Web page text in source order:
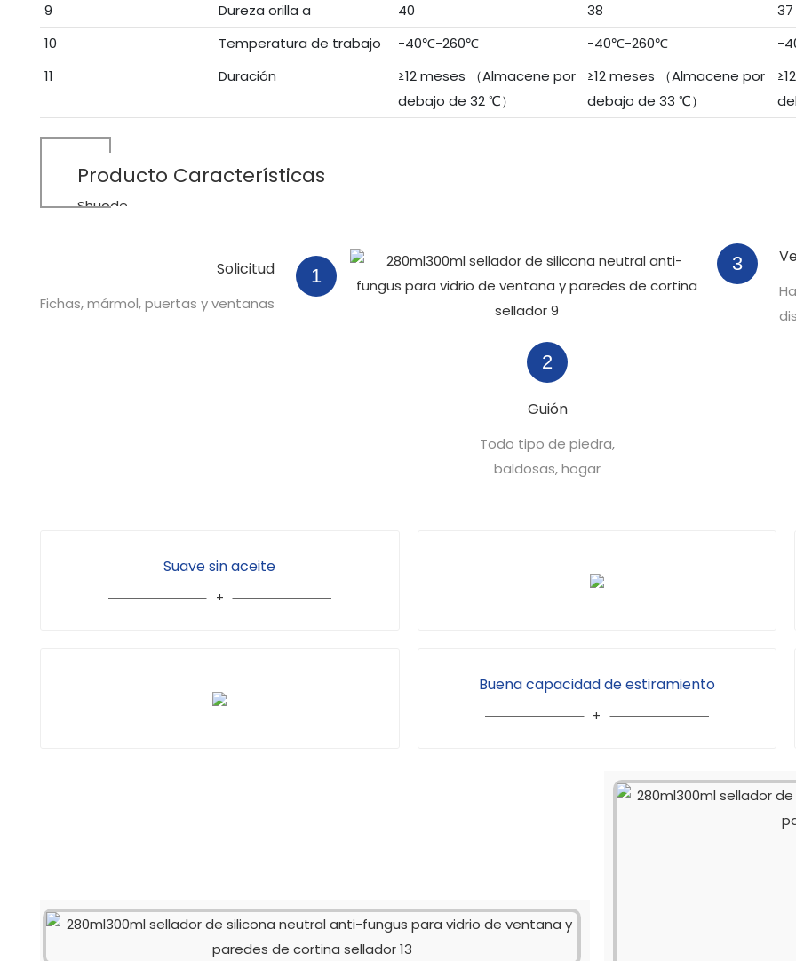
9 Dureza orilla a 40 38 37
10
Temperatura de trabajo -40℃-260℃ -40℃-260℃ -
11
Duración
≥12 meses （Almacene por
debajo de 32 ℃）
≥12 meses （Almacene por
debajo de 33 ℃）
Producto Características
Shuode
1
Solicitud
Fichas, mármol, puertas y ventanas
3
2
Guión
Todo tipo de piedra,
baldosas, hogar
Suave sin aceite
Buena capacidad de estiramiento